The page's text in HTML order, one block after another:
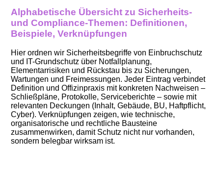
Alphabetische Übersicht zu Sicherheits-
und Compliance-Themen: Definitionen,
Beispiele, Verknüpfungen
Hier ordnen wir Sicherheitsbegriffe von Einbruchschutz
und IT-Grundschutz über Notfallplanung,
Elementarrisiken und Rückstau bis zu Sicherungen,
Wartungen und Freimessungen. Jeder Eintrag verbindet
Definition und Offizinpraxis mit konkreten Nachweisen –
Schließpläne, Protokolle, Serviceberichte – sowie mit
relevanten Deckungen (Inhalt, Gebäude, BU, Haftpflicht,
Cyber). Verknüpfungen zeigen, wie technische,
organisatorische und rechtliche Bausteine
zusammenwirken, damit Schutz nicht nur vorhanden,
sondern belegbar wirksam ist.